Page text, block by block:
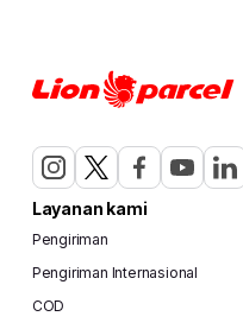
Layanan kami
Pengiriman
Pengiriman Internasional
COD